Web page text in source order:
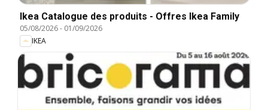
Ikea Catalogue des produits - Offres Ikea Family
05/08/2026- 01/09/2026
IKEA